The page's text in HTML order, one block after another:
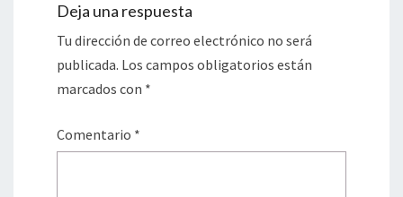
Deja una respuesta
Tu dirección de correo electrónico no será
publicada. Los campos obligatorios están
marcados con *
Comentario *